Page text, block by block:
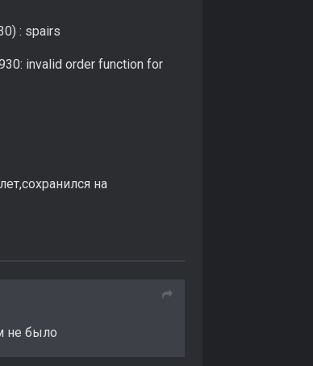
: spairs
invalid order function for
на
не было